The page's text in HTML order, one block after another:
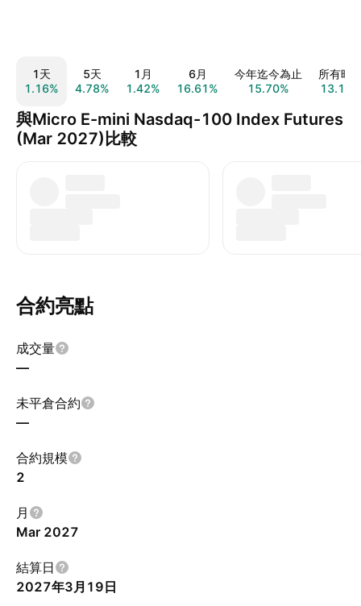
1天
1.16%
5天
4.78%
1月
1.42%
6月
16.61%
今年迄今為止
15.70%
所有時
13.14%
與Micro E-mini Nasdaq-100 Index Futures
(Mar 2027)比較
合約亮點
成交量
—
未平倉合約
—
合約規模
2
月
Mar 2027
結算日
2027年3月19日